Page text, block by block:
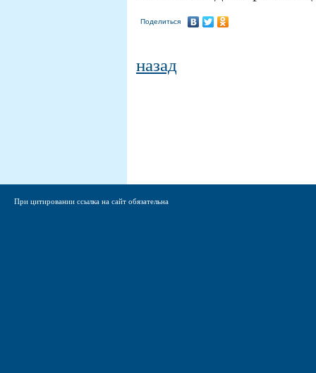
Поделиться
назад
При цитировании ссылка на сайт обязательна